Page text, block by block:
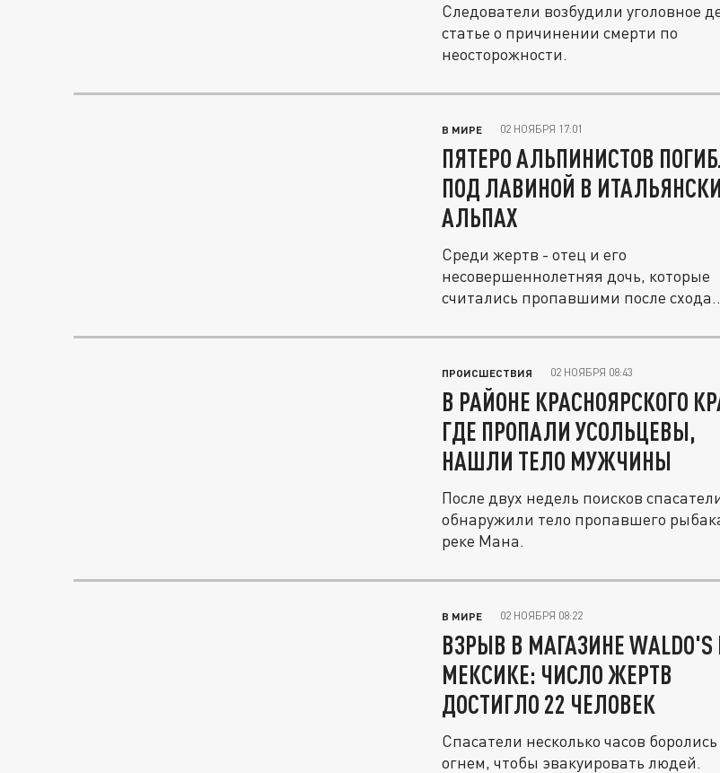
Следователи возбудили уголовное
статье о причинении смерти по
неосторожности.
В МИРЕ 02 НОЯБРЯ 17:01
ПЯТЕРО АЛЬПИНИСТОВ
ПОД ЛАВИНОЙ В
АЛЬПАХ
Среди жертв - отец и его
несовершеннолетняя дочь, которые
считались пропавшими после схода
ПРОИСШЕСТВИЯ 02 НОЯБРЯ 08:43
В РАЙОНЕ КРАСНОЯРСКОГО
ГДЕ ПРОПАЛИ УСОЛЬЦЕВЫ,
НАШЛИ ТЕЛО МУЖЧИНЫ
После двух недель поисков
обнаружили тело пропавшего
реке Мана.
В МИРЕ 02 НОЯБРЯ 08:22
ВЗРЫВ В МАГАЗИНЕ WALDO'S
МЕКСИКЕ: ЧИСЛО ЖЕРТВ
ДОСТИГЛО 22 ЧЕЛОВЕК
Спасатели несколько часов боролись
огнем, чтобы эвакуировать людей.